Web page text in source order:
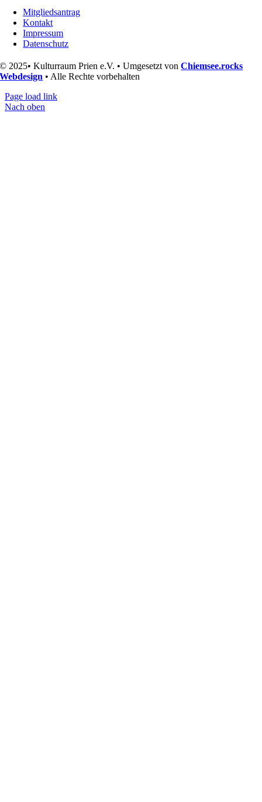
Mitgliedsantrag
Kontakt
Impressum
Datenschutz
© 2025• Kulturraum Prien e.V. • Umgesetzt vonChiemsee.rocks
Webdesign • Alle Rechte vorbehalten
Page load link
Nach oben